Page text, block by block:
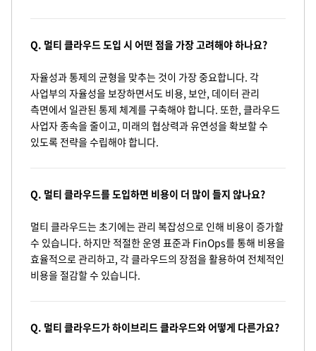
Q. 멀티 클라우드 도입 시 어떤 점을 가장 고려해야 하나요?
자율성과 통제의 균형을 맞추는 것이 가장 중요합니다. 각
사업부의 자율성을 보장하면서도 비용, 보안, 데이터 관리
측면에서 일관된 통제 체계를 구축해야 합니다. 또한, 클라우드
사업자 종속을 줄이고, 미래의 협상력과 유연성을 확보할 수
있도록 전략을 수립해야 합니다.
Q. 멀티 클라우드를 도입하면 비용이 더 많이 들지 않나요?
멀티 클라우드는 초기에는 관리 복잡성으로 인해 비용이 증가할
수 있습니다. 하지만 적절한 운영 표준과 FinOps를 통해 비용을
효율적으로 관리하고, 각 클라우드의 장점을 활용하여 전체적인
비용을 절감할 수 있습니다.
Q. 멀티 클라우드가 하이브리드 클라우드와 어떻게 다른가요?